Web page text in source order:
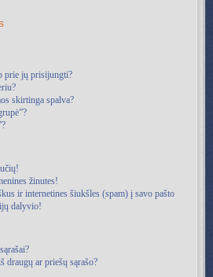
prie jų prisijungti?
skirtinga spalva?
žinutes!
ir internetines šiukšles (spam) į savo pašto
dalyvio!
ar priešų sąrašo?